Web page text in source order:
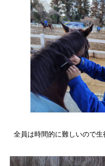
全員は時間的に難しいので生